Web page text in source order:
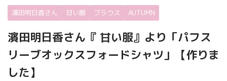
濱田明日香さん
甘い服 ブラウス AUTUMN
濱田明日香さん『 甘い服』より「パフス
リーブオックスフォードシャツ」【作りま
した】